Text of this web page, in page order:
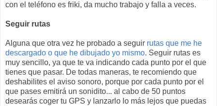
con el teléfono es friki, da mucho trabajo y falla a veces.
Seguir rutas
Alguna que otra vez he probado a seguir rutas que me he
descargado o que he dibujado yo mismo. Seguir rutas es
muy sencillo, ya que te va indicando cada punto por el que
tienes que pasar. De todas maneras, te recomiendo que
deshabilites el aviso sonoro, porque por cada punto por el
que pases emitirá un sonidito... al cabo de 50 puntos
desearás coger tu GPS y lanzarlo lo más lejos que puedas